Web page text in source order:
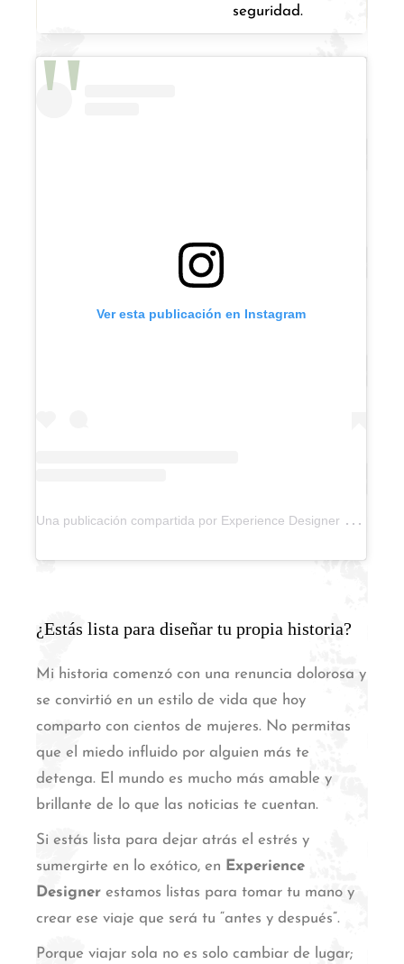
seguridad.
Ver esta publicación en Instagram
U
na publicación compartida por Experience Designer by Ari (@experience.designer)
¿Estás lista para diseñar tu propia historia?
Mi historia comenzó con una renuncia dolorosa y
se convirtió en un estilo de vida que hoy
comparto con cientos de mujeres. No permitas
que el miedo influido por alguien más te
detenga. El mundo es mucho más amable y
brillante de lo que las noticias te cuentan.
Si estás lista para dejar atrás el estrés y
sumergirte en lo exótico, en Experience
Designer estamos listas para tomar tu mano y
crear ese viaje que será tu “antes y después”.
Porque viajar sola no es solo cambiar de lugar;